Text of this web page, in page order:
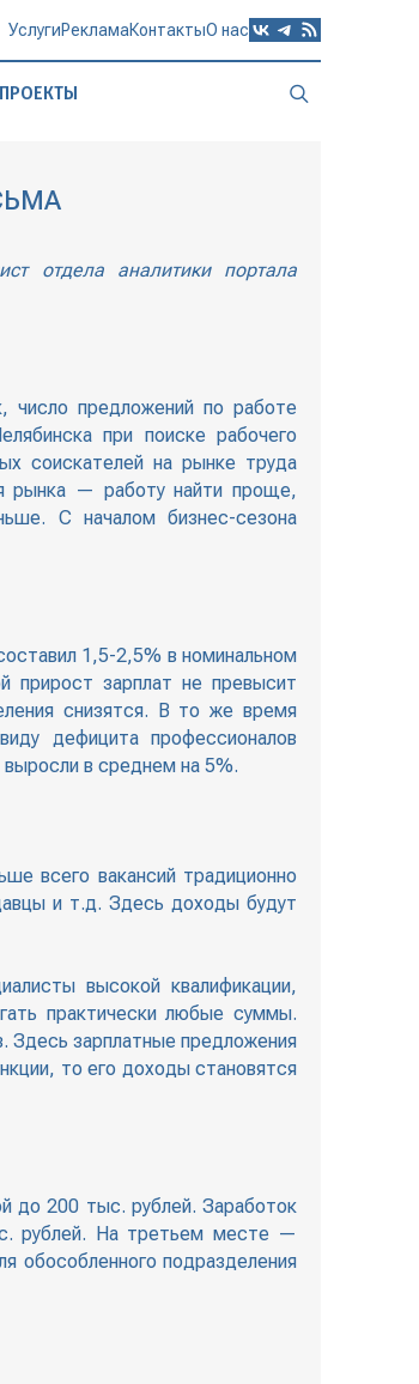
УслугиРекламаКонтактыО нас
отдела аналитики портала
число предложений по работе
при поиске рабочего
соискателей на рынке труда
рынка — работу найти проще,
С началом бизнес-сезона
1,5-2,5% в номинальном
прирост зарплат не превысит
снизятся. В то же время
дефицита профессионалов
в среднем на 5%.
всего вакансий традиционно
и т.д. Здесь доходы будут
высокой квалификации,
практически любые суммы.
Здесь зарплатные предложения
то его доходы становятся
до 200 тыс. рублей. Заработок
рублей. На третьем месте —
обособленного подразделения